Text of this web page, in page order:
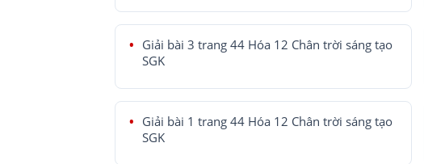
Giải bài 3 trang 44 Hóa 12 Chân trời sáng tạo
SGK
Giải bài 1 trang 44 Hóa 12 Chân trời sáng tạo
SGK